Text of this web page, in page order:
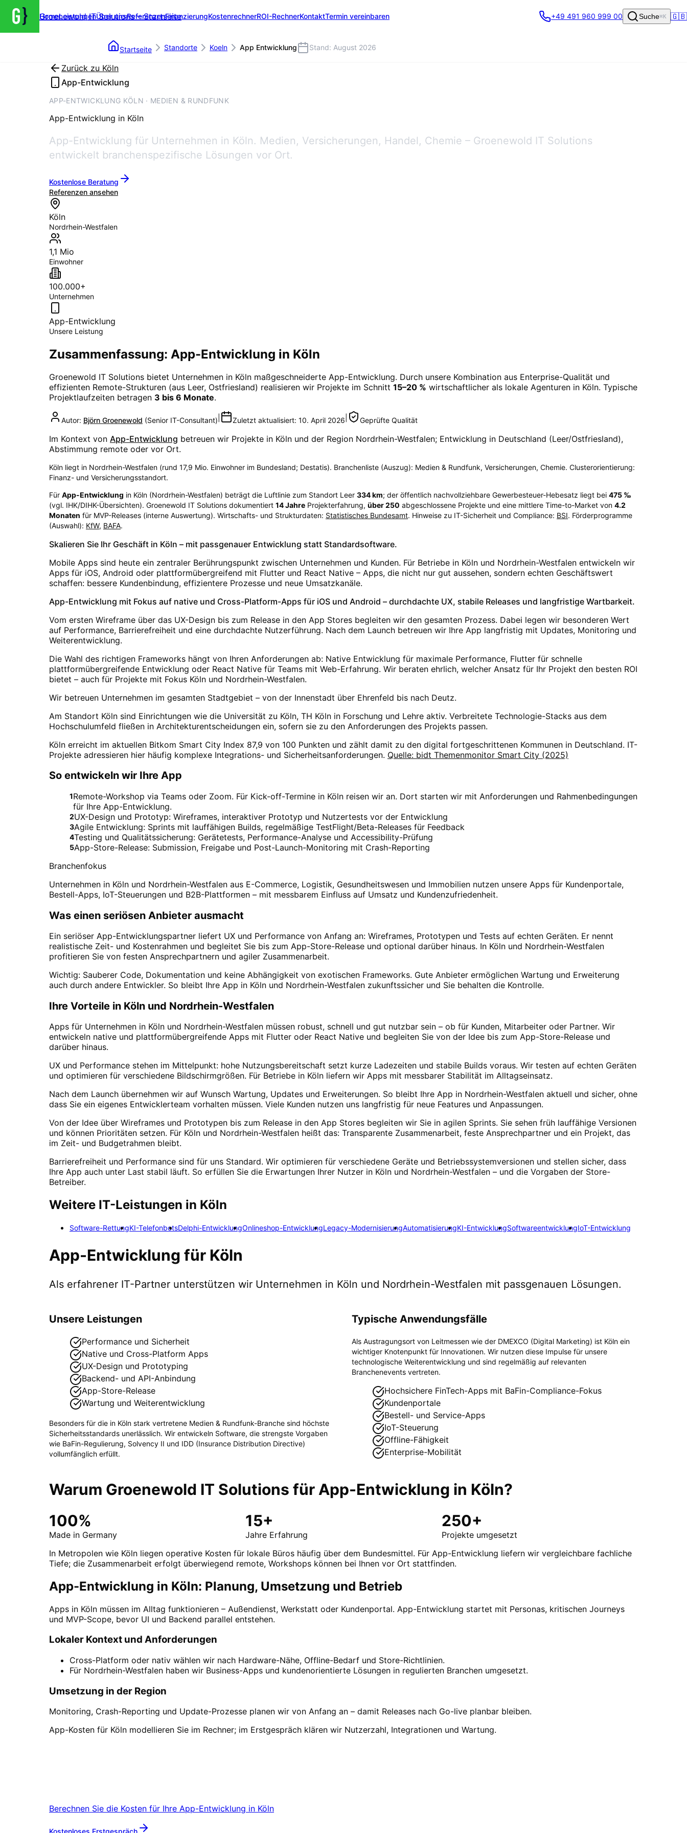
Groenewold IT Solutions – Startseite
HomeLeistungenÜber unsReferenzenFinanzierungKostenrechnerROI-RechnerKontaktTermin vereinbaren
Startseite Standorte Koeln App Entwicklung Stand: August 2026
+49 491 960 999 00 Suche⌘K 🇬🇧
Zurück zu Köln
App-Entwicklung
APP-ENTWICKLUNG KÖLN · MEDIEN & RUNDFUNK
App-Entwicklung in Köln
App-Entwicklung für Unternehmen in Köln. Medien, Versicherungen, Handel, Chemie – Groenewold IT Solutions
entwickelt branchenspezifische Lösungen vor Ort.
Kostenlose Beratung
Referenzen ansehen
Köln
Nordrhein-Westfalen
1,1 Mio
Einwohner
100.000+
Unternehmen
App-Entwicklung
Unsere Leistung
Zusammenfassung: App-Entwicklung in Köln
Groenewold IT Solutions bietet Unternehmen in Köln maßgeschneiderte App-Entwicklung. Durch unsere Kombination aus Enterprise-Qualität und
effizienten Remote-Strukturen (aus Leer, Ostfriesland) realisieren wir Projekte im Schnitt 15–20 % wirtschaftlicher als lokale Agenturen in Köln. Typische
Projektlaufzeiten betragen 3 bis 6 Monate.
Autor: Björn Groenewold (Senior IT-Consultant) Zuletzt aktualisiert: 10. April 2026 Geprüfte Qualität
Im Kontext von App-Entwicklung betreuen wir Projekte in Köln und der Region Nordrhein-Westfalen; Entwicklung in Deutschland (Leer/Ostfriesland),
Abstimmung remote oder vor Ort.
Köln liegt in Nordrhein-Westfalen (rund 17,9 Mio. Einwohner im Bundesland; Destatis). Branchenliste (Auszug): Medien & Rundfunk, Versicherungen, Chemie. Clusterorientierung:
Finanz- und Versicherungsstandort.
Für App-Entwicklung in Köln (Nordrhein-Westfalen) beträgt die Luftlinie zum Standort Leer 334km; der öffentlich nachvollziehbare Gewerbesteuer-Hebesatz liegt bei 475 ‰
(vgl. IHK/DIHK-Übersichten). Groenewold IT Solutions dokumentiert 14Jahre Projekterfahrung, über250 abgeschlossene Projekte und eine mittlere Time-to-Market von 4.2
Monaten für MVP-Releases (interne Auswertung). Wirtschafts- und Strukturdaten: Statistisches Bundesamt. Hinweise zu IT-Sicherheit und Compliance: BSI. Förderprogramme
(Auswahl): KfW, BAFA.
Skalieren Sie Ihr Geschäft in Köln – mit passgenauer Entwicklung statt Standardsoftware.
Mobile Apps sind heute ein zentraler Berührungspunkt zwischen Unternehmen und Kunden. Für Betriebe in Köln und Nordrhein-Westfalen entwickeln wir
Apps für iOS, Android oder plattformübergreifend mit Flutter und React Native – Apps, die nicht nur gut aussehen, sondern echten Geschäftswert
schaffen: bessere Kundenbindung, effizientere Prozesse und neue Umsatzkanäle.
App-Entwicklung mit Fokus auf native und Cross-Platform-Apps für iOS und Android – durchdachte UX, stabile Releases und langfristige Wartbarkeit.
Vom ersten Wireframe über das UX-Design bis zum Release in den App Stores begleiten wir den gesamten Prozess. Dabei legen wir besonderen Wert
auf Performance, Barrierefreiheit und eine durchdachte Nutzerführung. Nach dem Launch betreuen wir Ihre App langfristig mit Updates, Monitoring und
Weiterentwicklung.
Die Wahl des richtigen Frameworks hängt von Ihren Anforderungen ab: Native Entwicklung für maximale Performance, Flutter für schnelle
plattformübergreifende Entwicklung oder React Native für Teams mit Web-Erfahrung. Wir beraten ehrlich, welcher Ansatz für Ihr Projekt den besten ROI
bietet – auch für Projekte mit Fokus Köln und Nordrhein-Westfalen.
Wir betreuen Unternehmen im gesamten Stadtgebiet – von der Innenstadt über Ehrenfeld bis nach Deutz.
Am Standort Köln sind Einrichtungen wie die Universität zu Köln, TH Köln in Forschung und Lehre aktiv. Verbreitete Technologie-Stacks aus dem
Hochschulumfeld fließen in Architekturentscheidungen ein, sofern sie zu den Anforderungen des Projekts passen.
Köln erreicht im aktuellen Bitkom Smart City Index 87,9 von 100 Punkten und zählt damit zu den digital fortgeschrittenen Kommunen in Deutschland. IT-
Projekte adressieren hier häufig komplexe Integrations- und Sicherheitsanforderungen. Quelle: bidt Themenmonitor Smart City (2025)
So entwickeln wir Ihre App
1Remote-Workshop via Teams oder Zoom. Für Kick-off-Termine in Köln reisen wir an. Dort starten wir mit Anforderungen und Rahmenbedingungen
für Ihre App-Entwicklung.
2UX-Design und Prototyp: Wireframes, interaktiver Prototyp und Nutzertests vor der Entwicklung
3Agile Entwicklung: Sprints mit lauffähigen Builds, regelmäßige TestFlight/Beta-Releases für Feedback
4Testing und Qualitätssicherung: Gerätetests, Performance-Analyse und Accessibility-Prüfung
5App-Store-Release: Submission, Freigabe und Post-Launch-Monitoring mit Crash-Reporting
Branchenfokus
Unternehmen in Köln und Nordrhein-Westfalen aus E-Commerce, Logistik, Gesundheitswesen und Immobilien nutzen unsere Apps für Kundenportale,
Bestell-Apps, IoT-Steuerungen und B2B-Plattformen – mit messbarem Einfluss auf Umsatz und Kundenzufriedenheit.
Was einen seriösen Anbieter ausmacht
Ein seriöser App-Entwicklungspartner liefert UX und Performance von Anfang an: Wireframes, Prototypen und Tests auf echten Geräten. Er nennt
realistische Zeit- und Kostenrahmen und begleitet Sie bis zum App-Store-Release und optional darüber hinaus. In Köln und Nordrhein-Westfalen
profitieren Sie von festen Ansprechpartnern und agiler Zusammenarbeit.
Wichtig: Sauberer Code, Dokumentation und keine Abhängigkeit von exotischen Frameworks. Gute Anbieter ermöglichen Wartung und Erweiterung
auch durch andere Entwickler. So bleibt Ihre App in Köln und Nordrhein-Westfalen zukunftssicher und Sie behalten die Kontrolle.
Ihre Vorteile in Köln und Nordrhein-Westfalen
Apps für Unternehmen in Köln und Nordrhein-Westfalen müssen robust, schnell und gut nutzbar sein – ob für Kunden, Mitarbeiter oder Partner. Wir
entwickeln native und plattformübergreifende Apps mit Flutter oder React Native und begleiten Sie von der Idee bis zum App-Store-Release und
darüber hinaus.
UX und Performance stehen im Mittelpunkt: hohe Nutzungsbereitschaft setzt kurze Ladezeiten und stabile Builds voraus. Wir testen auf echten Geräten
und optimieren für verschiedene Bildschirmgrößen. Für Betriebe in Köln liefern wir Apps mit messbarer Stabilität im Alltagseinsatz.
Nach dem Launch übernehmen wir auf Wunsch Wartung, Updates und Erweiterungen. So bleibt Ihre App in Nordrhein-Westfalen aktuell und sicher, ohne
dass Sie ein eigenes Entwicklerteam vorhalten müssen. Viele Kunden nutzen uns langfristig für neue Features und Anpassungen.
Von der Idee über Wireframes und Prototypen bis zum Release in den App Stores begleiten wir Sie in agilen Sprints. Sie sehen früh lauffähige Versionen
und können Prioritäten setzen. Für Köln und Nordrhein-Westfalen heißt das: Transparente Zusammenarbeit, feste Ansprechpartner und ein Projekt, das
im Zeit- und Budgetrahmen bleibt.
Barrierefreiheit und Performance sind für uns Standard. Wir optimieren für verschiedene Geräte und Betriebssystemversionen und stellen sicher, dass
Ihre App auch unter Last stabil läuft. So erfüllen Sie die Erwartungen Ihrer Nutzer in Köln und Nordrhein-Westfalen – und die Vorgaben der Store-
Betreiber.
Weitere IT-Leistungen in Köln
Software-RettungKI-TelefonbotsDelphi-EntwicklungOnlineshop-EntwicklungLegacy-ModernisierungAutomatisierungKI-EntwicklungSoftwareentwicklungIoT-Entwicklung
App-Entwicklung für Köln
Als erfahrener IT-Partner unterstützen wir Unternehmen in Köln und Nordrhein-Westfalen mit passgenauen Lösungen.
Unsere Leistungen
Performance und Sicherheit
Native und Cross-Platform Apps
UX-Design und Prototyping
Backend- und API-Anbindung
App-Store-Release
Wartung und Weiterentwicklung
Besonders für die in Köln stark vertretene Medien & Rundfunk-Branche sind höchste
Sicherheitsstandards unerlässlich. Wir entwickeln Software, die strengste Vorgaben
wie BaFin-Regulierung, Solvency II und IDD (Insurance Distribution Directive)
vollumfänglich erfüllt.
Typische Anwendungsfälle
Als Austragungsort von Leitmessen wie der DMEXCO (Digital Marketing) ist Köln ein
wichtiger Knotenpunkt für Innovationen. Wir nutzen diese Impulse für unsere
technologische Weiterentwicklung und sind regelmäßig auf relevanten
Branchenevents vertreten.
Hochsichere FinTech-Apps mit BaFin-Compliance-Fokus
Kundenportale
Bestell- und Service-Apps
IoT-Steuerung
Offline-Fähigkeit
Enterprise-Mobilität
Warum Groenewold IT Solutions für App-Entwicklung in Köln?
100%
Made in Germany
15+
Jahre Erfahrung
250+
Projekte umgesetzt
In Metropolen wie Köln liegen operative Kosten für lokale Büros häufig über dem Bundesmittel. Für App-Entwicklung liefern wir vergleichbare fachliche
Tiefe; die Zusammenarbeit erfolgt überwiegend remote, Workshops können bei Ihnen vor Ort stattfinden.
App-Entwicklung in Köln: Planung, Umsetzung und Betrieb
Apps in Köln müssen im Alltag funktionieren – Außendienst, Werkstatt oder Kundenportal. App-Entwicklung startet mit Personas, kritischen Journeys
und MVP-Scope, bevor UI und Backend parallel entstehen.
Lokaler Kontext und Anforderungen
Cross-Platform oder nativ wählen wir nach Hardware-Nähe, Offline-Bedarf und Store-Richtlinien.
Für Nordrhein-Westfalen haben wir Business-Apps und kundenorientierte Lösungen in regulierten Branchen umgesetzt.
Umsetzung in der Region
Monitoring, Crash-Reporting und Update-Prozesse planen wir von Anfang an – damit Releases nach Go-live planbar bleiben.
App-Kosten für Köln modellieren Sie im Rechner; im Erstgespräch klären wir Nutzerzahl, Integrationen und Wartung.
Berechnen Sie die Kosten für Ihre App-Entwicklung in Köln